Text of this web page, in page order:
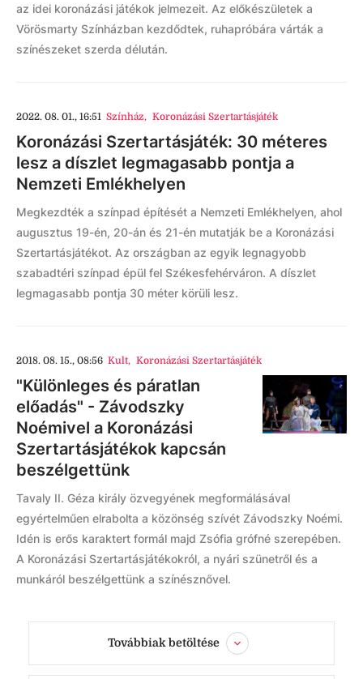
az idei koronázási játékok jelmezeit. Az előkészületek a
Vörösmarty Színházban kezdődtek, ruhapróbára várták a
színészeket szerda délután.
2022. 08. 01., 16:51 Színház, Koronázási Szertartásjáték
Koronázási Szertartásjáték: 30 méteres
lesz a díszlet legmagasabb pontja a
Nemzeti Emlékhelyen
Megkezdték a színpad építését a Nemzeti Emlékhelyen, ahol
augusztus 19-én, 20-án és 21-én mutatják be a Koronázási
Szertartásjátékot. Az országban az egyik legnagyobb
szabadtéri színpad épül fel Székesfehérváron. A díszlet
legmagasabb pontja 30 méter körüli lesz.
2018. 08. 15., 08:56 Kult, Koronázási Szertartásjáték
"Különleges és páratlan
előadás" - Závodszky
Noémivel a Koronázási
Szertartásjátékok kapcsán
beszélgettünk
Tavaly II. Géza király özvegyének megformálásával
egyértelműen elrabolta a közönség szívét Závodszky Noémi.
Idén is erős karaktert formál majd Zsófia grófné szerepében.
A Koronázási Szertartásjátékokról, a nyári szünetről és a
munkáról beszélgettünk a színésznővel.
Továbbiak betöltése